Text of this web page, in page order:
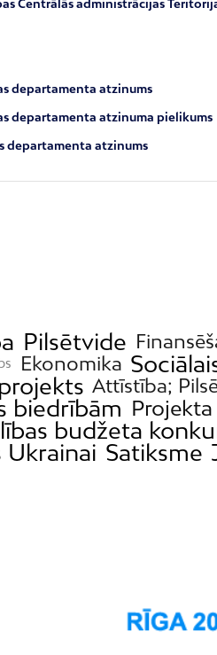
Centrālās administrācijas
departamenta atzinums
departamenta atzinuma pielikums
departamenta atzinums
Pilsētvide
Ekonomika
Attīstība;
biedrībām
budžeta
Ukrainai Satiksme